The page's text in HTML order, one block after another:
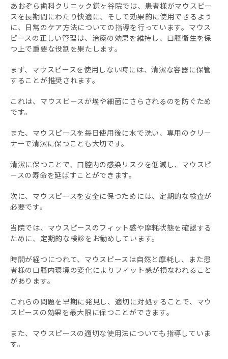
あおぞら歯科クリニック鎌ヶ谷院では、患者様がマウスピー
スを長期間にわたり快適に、そして効果的に使用できるよう
に、日常のケア方法についての指導を行っています。マウス
ピースの正しい管理は、治療の効果を維持し、口腔衛生を保
つ上で重要な役割を果たします。
まず、マウスピースを使用しない時には、清潔な容器に保管
することが推奨されます。
これは、マウスピースが埃や細菌にさらされるのを防ぐため
です。
また、マウスピースを毎日使用後に水で洗い、専用のクリー
ナーで清潔に保つことも大切です。
清潔に保つことで、口腔内の感染リスクを低減し、マウスピ
ースの寿命を延ばすことができます。
次に、マウスピースを安全に保つためには、定期的な検査が
必要です。
当院では、マウスピースのフィット感や摩耗状態を確認する
ために、定期的な検診をお勧めしています。
時間が経つにつれて、マウスピースは自然と摩耗し、また患
者様の口腔内環境の変化によりフィット感が損なわれること
があります。
これらの問題を早期に発見し、適切に対処することで、マウ
スピースの効果を最大限に保つことができます。
また、マウスピースの適切な使用法についても指導していま
す。